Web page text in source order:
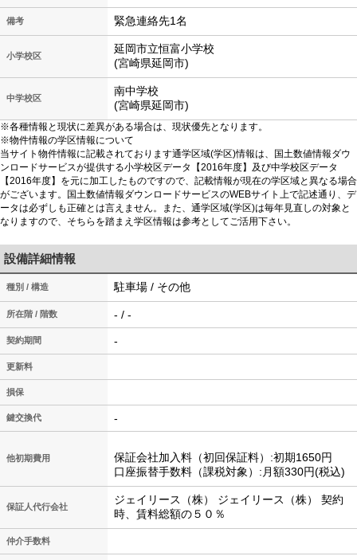
備考 緊急連絡先1名
小学校区
延岡市立恒富小学校
(宮崎県延岡市)
中学校区
南中学校
(宮崎県延岡市)
※各種情報と現状に差異がある場合は、現状優先となります。
※物件情報の学区情報について
当サイト物件情報に記載されております通学区域(学区)情報は、国土数値情報ダウ
ンロードサービスが提供する小学校区データ【2016年度】及び中学校区データ
【2016年度】を元に加工したものですので、記載情報が現在の学区域と異なる場合
がございます。国土数値情報ダウンロードサービスのWEBサイト上で記述通り、デ
ータは必ずしも正確とは言えません。また、通学区域(学区)は毎年見直しの対象と
なりますので、そちらを踏まえ学区情報は参考としてご活用下さい。
設備詳細情報
種別 / 構造 駐車場 / その他
所在階 / 階数 - / -
契約期間 -
更新料
損保
鍵交換代 -
他初期費用
保証会社加入料（初回保証料）:初期1650円
口座振替手数料（課税対象）:月額330円(税込)
保証人代行会社
ジェイリース（株） ジェイリース（株） 契約
時、賃料総額の５０％
仲介手数料